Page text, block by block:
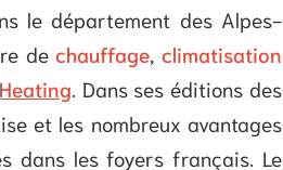
le département des Alpes-
dechauffage, climatisation
. Dans ses éditions des
et les nombreux avantages
dans les foyers français. Le